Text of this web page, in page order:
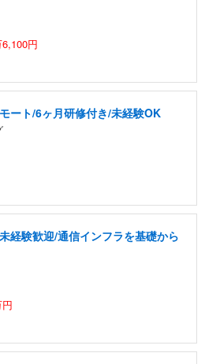
円
ート/6ヶ月研修付き/未経験OK
経験歓迎/通信インフラを基礎から